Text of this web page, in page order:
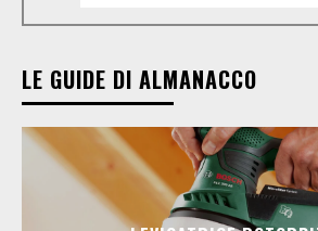
LE GUIDE DI ALMANACCO